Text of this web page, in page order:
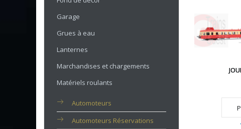
Garage
Grues à eau
Lanternes
Marchandises et chargements
Matériels roulants
Automoteurs
Automoteurs Réservations